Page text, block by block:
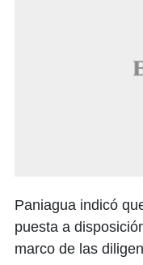
Paniagua indicó
puesta a
marco de las